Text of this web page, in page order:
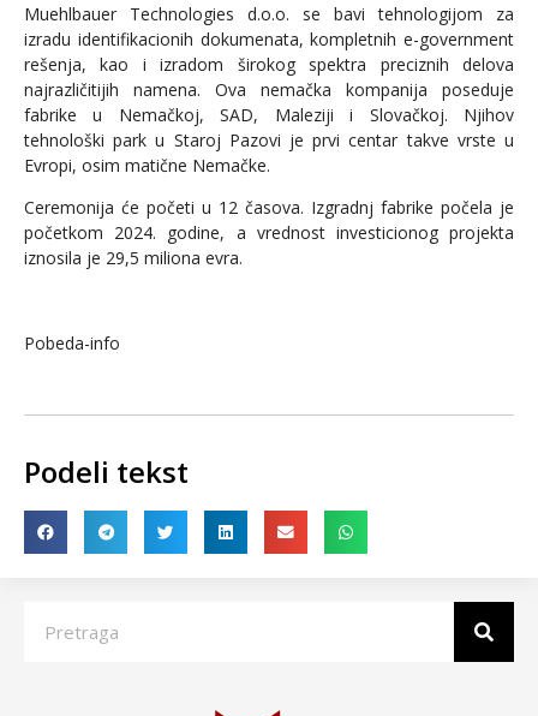
Muehlbauer Technologies d.o.o. se bavi tehnologijom za
izradu identifikacionih dokumenata, kompletnih e-government
rešenja, kao i izradom širokog spektra preciznih delova
najrazličitijih namena. Ova nemačka kompanija poseduje
fabrike u Nemačkoj, SAD, Maleziji i Slovačkoj. Njihov
tehnološki park u Staroj Pazovi je prvi centar takve vrste u
Evropi, osim matične Nemačke.
Ceremonija će početi u 12 časova. Izgradnj fabrike počela je
početkom 2024. godine, a vrednost investicionog projekta
iznosila je 29,5 miliona evra.
Pobeda-info
Podeli tekst